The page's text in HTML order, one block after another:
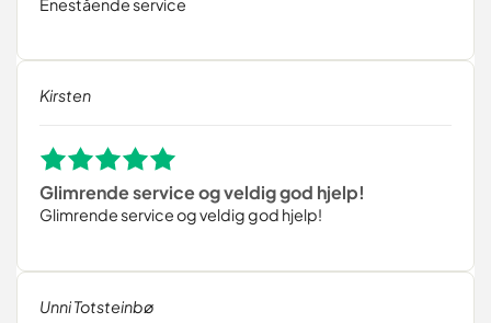
Kirsten
Glimrende service og veldig god hjelp!
Glimrende service og veldig god hjelp!
Unni Totsteinbø